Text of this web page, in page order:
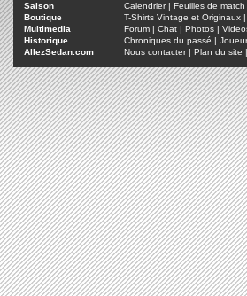
Saison
Calendrier| Feuilles de match
Boutique
T-Shirts Vintage et Originaux |
Multimedia
Forum | Chat | Photos |
Historique
Chroniques du passé |
AllezSedan.com
Nous contacter| Plan du site |